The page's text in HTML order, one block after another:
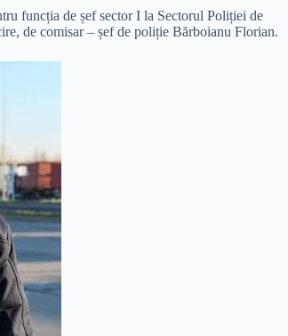
funcția de șef sector I la Sectorul Poliției de
de comisar – șef de poliție Bărboianu Florian.